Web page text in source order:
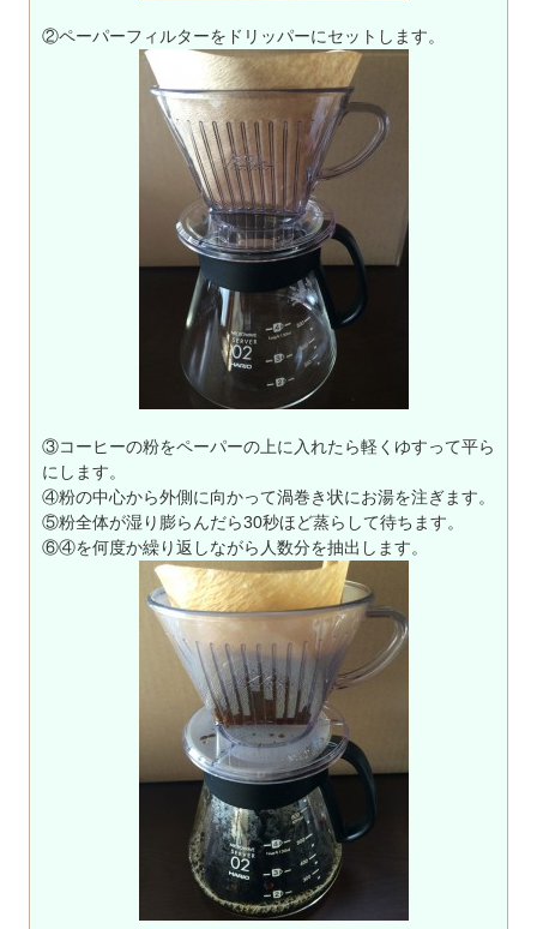
②ペーパーフィルターをドリッパーにセットします。
③コーヒーの粉をペーパーの上に入れたら軽くゆすって平ら
にします。
④粉の中心から外側に向かって渦巻き状にお湯を注ぎます。
⑤粉全体が湿り膨らんだら30秒ほど蒸らして待ちます。
⑥④を何度か繰り返しながら人数分を抽出します。